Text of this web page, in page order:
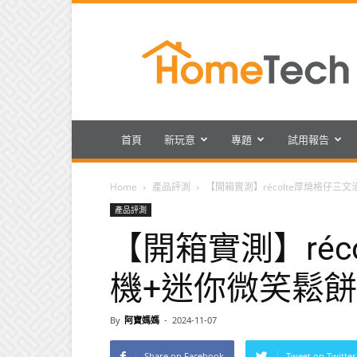
首頁 新玩意 專題 試用報告
Home 產品評測 【開箱實測】récolte厚燒格仔三
產品評測
【開箱實測】
機+迷你微笑鬆
By 阿寶媽媽 - 2024-11-07